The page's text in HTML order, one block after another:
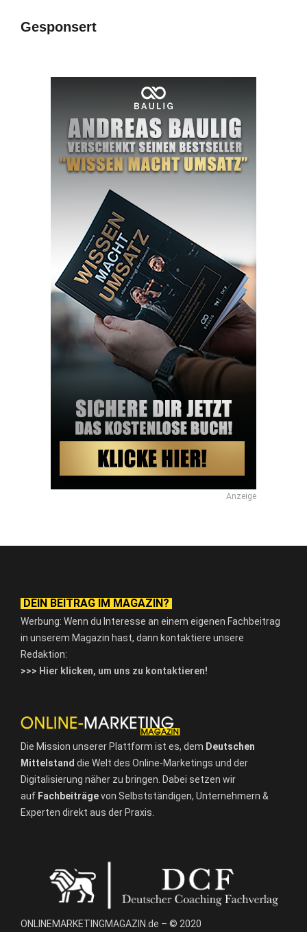
Gesponsert
Anzeige
DEIN BEITRAG IM MAGAZIN?
Werbung: Wenn du Interesse an einem eigenen Fachbeitrag
in unserem Magazin hast, dann kontaktiere unsere
Redaktion:
>>> Hier klicken, um uns zu kontaktieren!
Die Mission unserer Plattform ist es, dem Deutschen
Mittelstand die Welt des Online-Marketings und der
Digitalisierung näher zu bringen. Dabei setzen wir
auf Fachbeiträgevon Selbstständigen, Unternehmern &
Experten direkt aus der Praxis.
ONLINEMARKETINGMAGAZIN.de – © 2020